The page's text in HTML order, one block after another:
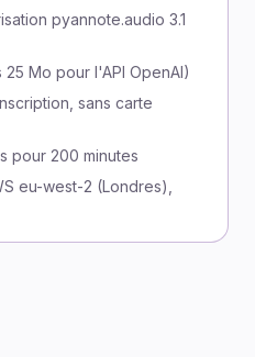
pyannote.audio 3.1
Mo pour l'API OpenAI)
sans carte
pour 200 minutes
eu-west-2 (Londres),